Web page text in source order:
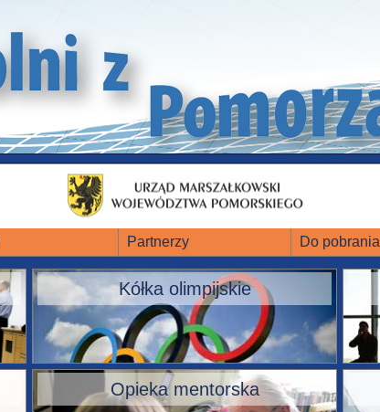
Partnerzy Do pobrania
Kółka olimpijskie
Opieka mentorska